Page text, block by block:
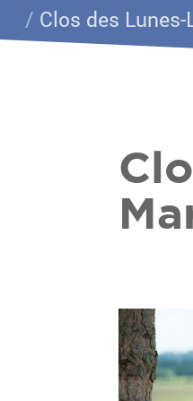
/ Clos des